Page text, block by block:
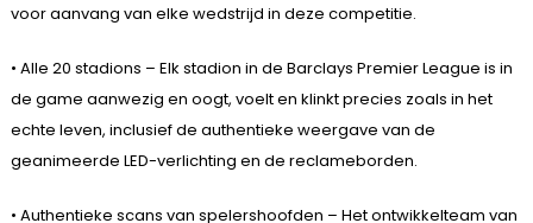
voor aanvang van elke wedstrijd in deze competitie.
• Alle 20 stadions – Elk stadion in de Barclays Premier League is in
de game aanwezig en oogt, voelt en klinkt precies zoals in het
echte leven, inclusief de authentieke weergave van de
geanimeerde LED-verlichting en de reclameborden.
• Authentieke scans van spelershoofden – Het ontwikkelteam van